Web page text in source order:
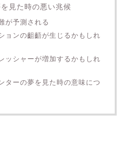
見た時の悪い兆候
が予測される
ョンの齟齬が生じるかもしれ
ッシャーが増加するかもしれ
ターの夢を見た時の意味につ